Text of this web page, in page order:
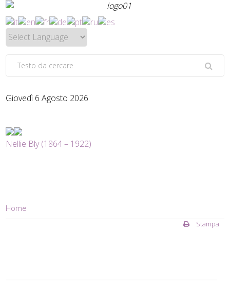
Giovedì 6 Agosto 2026
Nellie Bly (1864 – 1922)
Home
Stampa